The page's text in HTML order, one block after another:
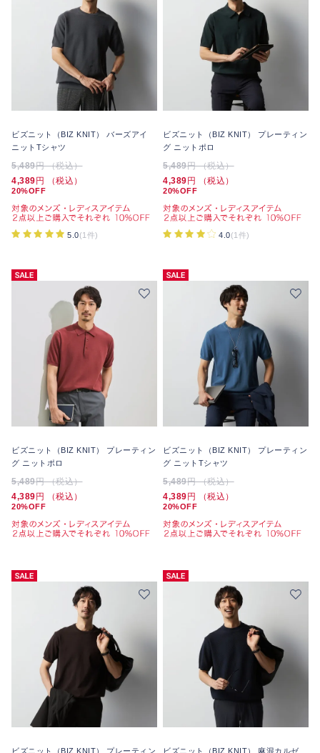
ビズニット（BIZ KNIT） バーズアイ
ニットTシャツ
5,489円 （税込）
4,389 円 （税込）
20%OFF
5.0(1件)
ビズニット（BIZ KNIT） プレーティン
グ ニットポロ
5,489円 （税込）
4,389 円 （税込）
20%OFF
4.0(1件)
ビズニット（BIZ KNIT） プレーティン
グ ニットポロ
5,489円 （税込）
4,389 円 （税込）
20%OFF
ビズニット（BIZ KNIT） プレーティン
グ ニットTシャツ
5,489円 （税込）
4,389 円 （税込）
20%OFF
ビズニット（BIZ KNIT） プレーティン
ビズニット（BIZ KNIT） 麻混カルゼ